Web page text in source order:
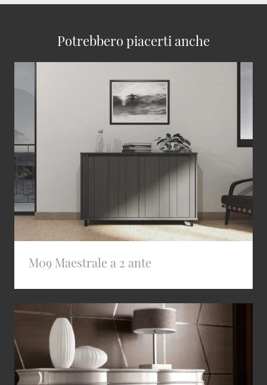
Potrebbero piacerti anche
M09 Maestrale a 2 ante